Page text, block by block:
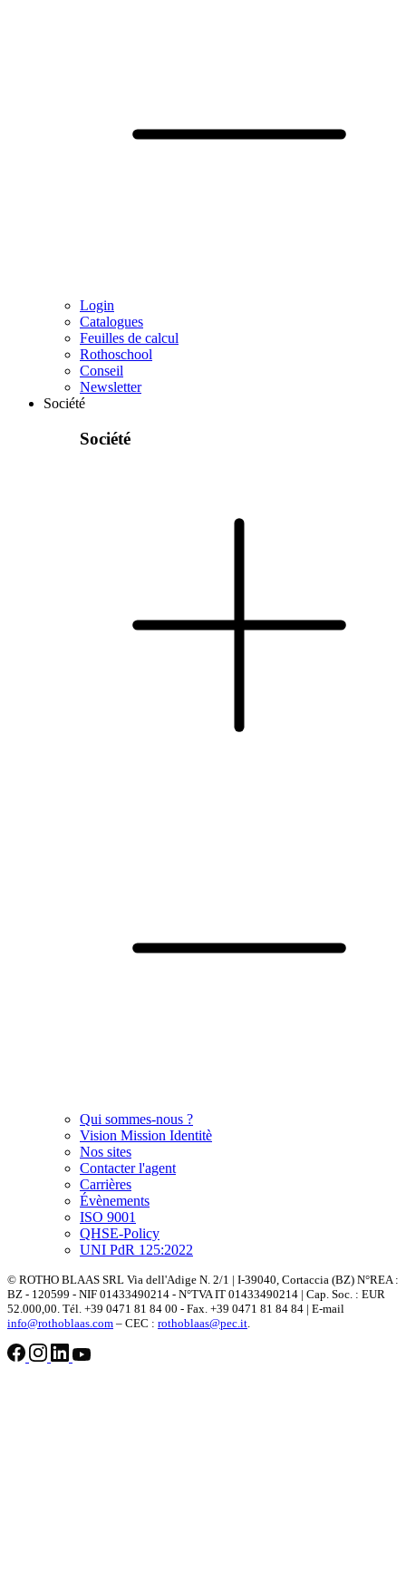
Login
Catalogues
Feuilles de calcul
Rothoschool
Conseil
Newsletter
Société
Société
Qui sommes-nous ?
Vision Mission Identitè
Nos sites
Contacter l'agent
Carrières
Évènements
ISO 9001
QHSE-Policy
UNI PdR 125:2022
© ROTHO BLAAS SRL Via dell'Adige N. 2/1 | I-39040, Cortaccia (BZ) N°REA :
BZ - 120599 - NIF 01433490214 - N°TVA IT 01433490214 | Cap. Soc. : EUR
52.000,00. Tél. +39 0471 81 84 00 - Fax. +39 0471 81 84 84 | E-mail
info@rothoblaas.com – CEC : rothoblaas@pec.it.